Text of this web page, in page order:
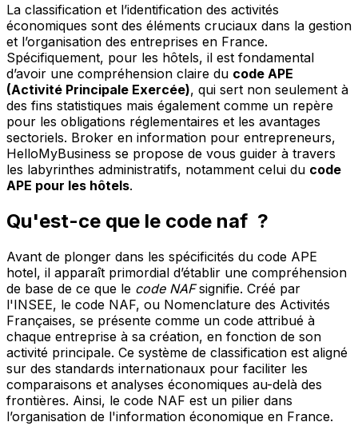
La classification et l’identification des activités
économiques sont des éléments cruciaux dans la gestion
et l’organisation des entreprises en France.
Spécifiquement, pour les hôtels, il est fondamental
d’avoir une compréhension claire du code APE
(Activité Principale Exercée), qui sert non seulement à
des fins statistiques mais également comme un repère
pour les obligations réglementaires et les avantages
sectoriels. Broker en information pour entrepreneurs,
HelloMyBusiness se propose de vous guider à travers
les labyrinthes administratifs, notamment celui du code
APE pour les hôtels.
Qu'est-ce que le code naf ?
Avant de plonger dans les spécificités du code APE
hotel, il apparaît primordial d’établir une compréhension
de base de ce que le code NAFsignifie. Créé par
l'INSEE, le code NAF, ou Nomenclature des Activités
Françaises, se présente comme un code attribué à
chaque entreprise à sa création, en fonction de son
activité principale. Ce système de classification est aligné
sur des standards internationaux pour faciliter les
comparaisons et analyses économiques au-delà des
frontières. Ainsi, le code NAF est un pilier dans
l’organisation de l'information économique en France.